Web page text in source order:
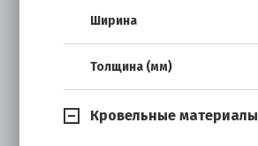
Ширина
Толщина (мм)
Кровельные материалы